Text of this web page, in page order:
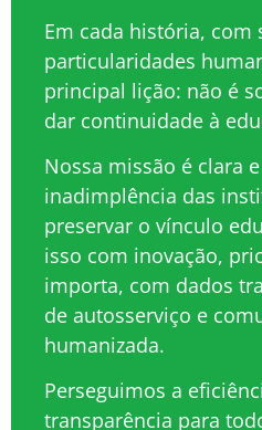
Em cada história, com
particularidades
principal lição: não é
dar continuidade à
Nossa missão é clara
inadimplência das
preservar o vínculo
isso com inovação,
importa, com dados
de autosserviço e
humanizada.
Perseguimos a
transparência para